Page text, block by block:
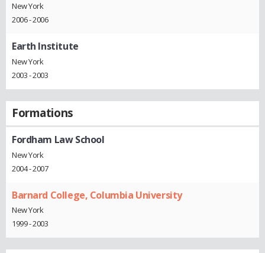
New York
2006 - 2006
Earth Institute
New York
2003 - 2003
Formations
Fordham Law School
New York
2004 - 2007
Barnard College, Columbia University
New York
1999 - 2003